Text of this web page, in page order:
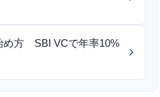
め方 SBI VCで年率10%